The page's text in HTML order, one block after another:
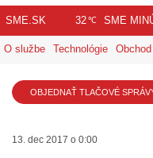
SME.SK 32℃ SME
O službe Technológie Obchod
OBJEDNAŤ TLAČOVÉ
13. dec 2017 o 0:00